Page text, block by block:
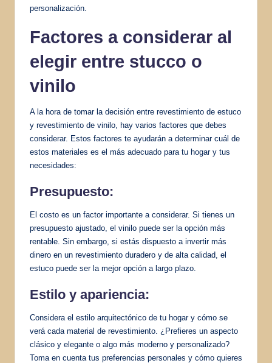
personalización.
Factores a considerar al
elegir entre stucco o
vinilo
A la hora de tomar la decisión entre revestimiento de estuco
y revestimiento de vinilo, hay varios factores que debes
considerar. Estos factores te ayudarán a determinar cuál de
estos materiales es el más adecuado para tu hogar y tus
necesidades:
Presupuesto:
El costo es un factor importante a considerar. Si tienes un
presupuesto ajustado, el vinilo puede ser la opción más
rentable. Sin embargo, si estás dispuesto a invertir más
dinero en un revestimiento duradero y de alta calidad, el
estuco puede ser la mejor opción a largo plazo.
Estilo y apariencia:
Considera el estilo arquitectónico de tu hogar y cómo se
verá cada material de revestimiento. ¿Prefieres un aspecto
clásico y elegante o algo más moderno y personalizado?
Toma en cuenta tus preferencias personales y cómo quieres